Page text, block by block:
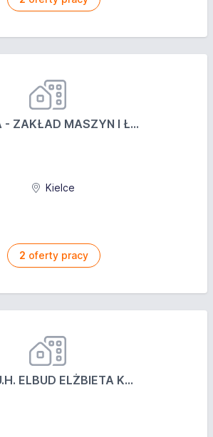
- ZAKŁAD MASZYN I Ł...
Kielce
2 oferty pracy
ELBUD ELŻBIETA K...